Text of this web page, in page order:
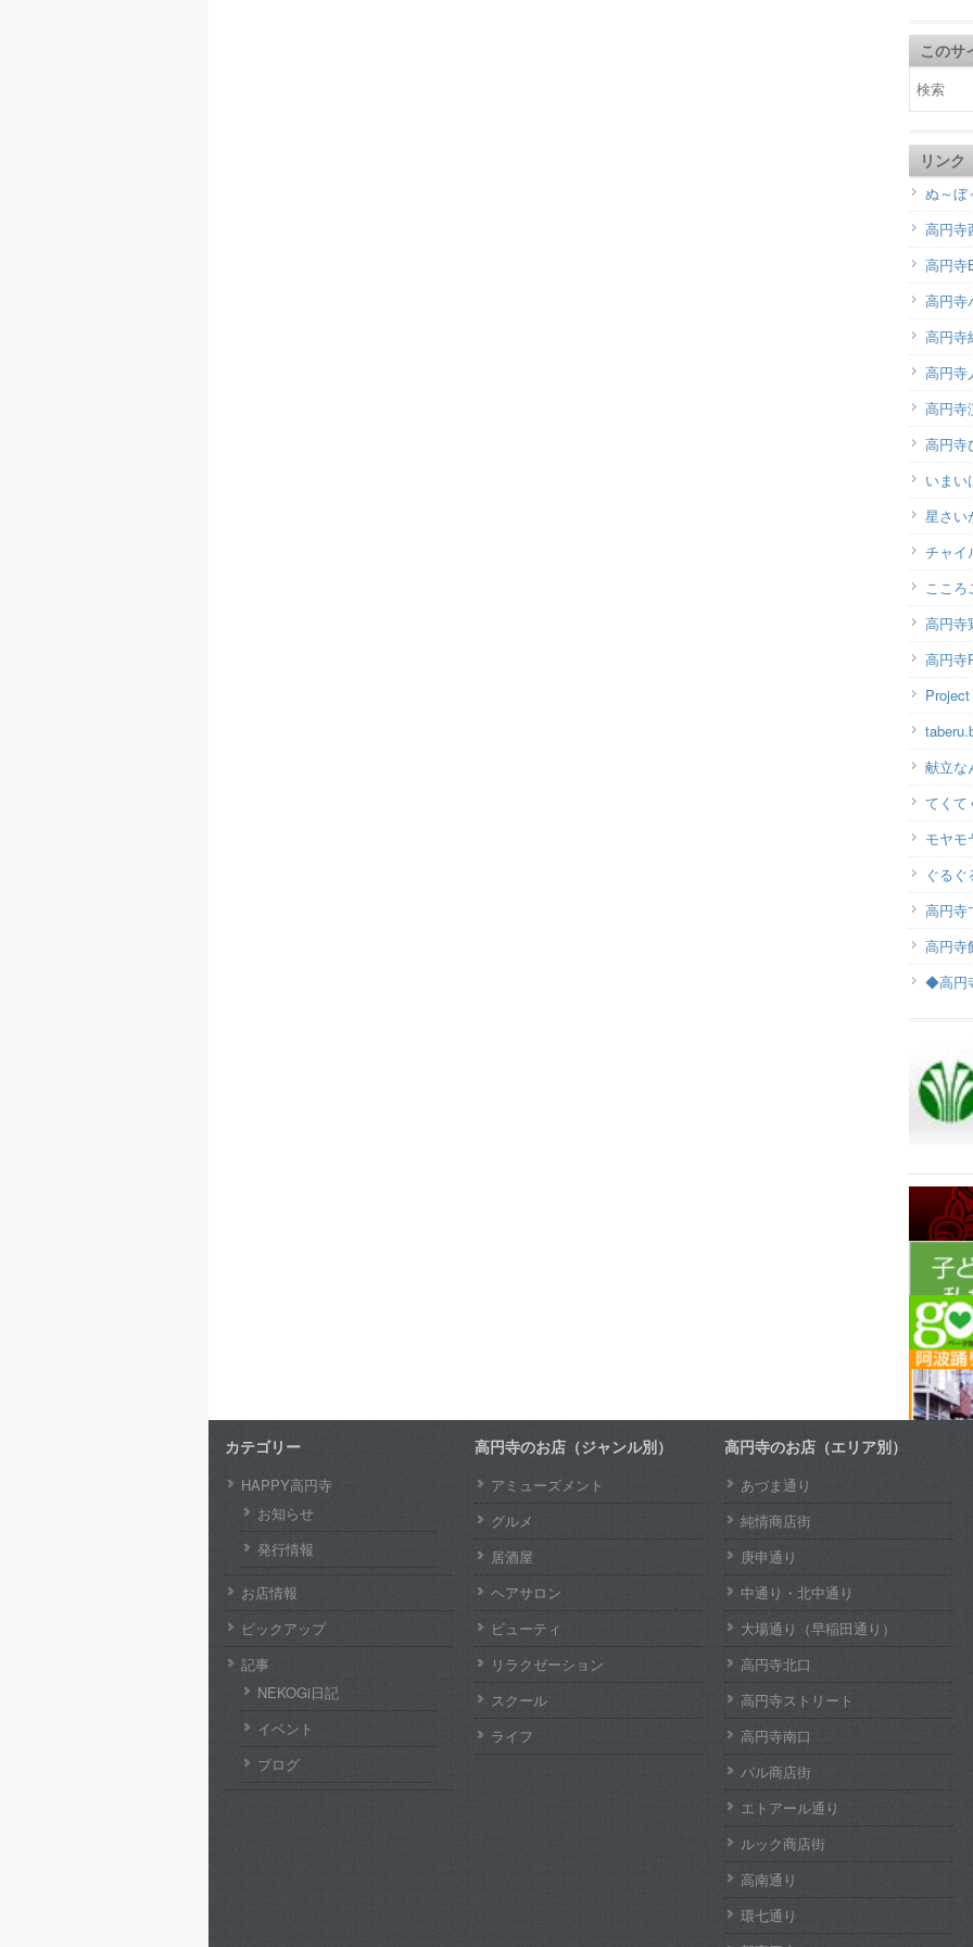
このサ
リンク
ぬ～ぼ
高円寺
高円寺
高円寺
高円寺
高円寺
高円寺
高円寺
いまい
星さい
チャイ
こころ
高円寺
高円寺
献立な
てくて
モヤモ
ぐる
高円寺
高円寺
◆高円
カテゴリー
HAPPY高円寺
お知らせ
発行情報
お店情報
ピックアップ
記事
NEKOGi日記
イベント
ブログ
高円寺のお店（ジャンル別）
アミューズメント
グルメ
居酒屋
ヘアサロン
ビューティ
リラクゼーション
スクール
ライフ
高円寺のお店（エリア別）
あづま通り
純情商店街
庚申通り
中通り・北中通り
大場通り（早稲田通り）
高円寺北口
高円寺ストリート
高円寺南口
パル商店街
エトアール通り
ルック商店街
高南通り
環七通り